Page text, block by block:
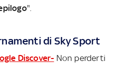
".
di Sky Sport
Discover- Non perderti